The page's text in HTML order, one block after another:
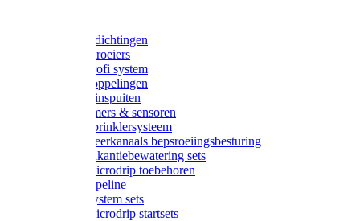
Gardena afdichtingen
Gardena sproeiers
Gardena Profi system
Gardena koppelingen
Gardena tuinspuiten
Gardena timers & sensoren
Gardena Sprinklersysteem
Gardena meerkanaals bepsroeiingsbesturing
Gardena vakantiebewatering sets
Gardena Microdrip toebehoren
Gardena Pipeline
Gardena System sets
Gardena Microdrip startsets